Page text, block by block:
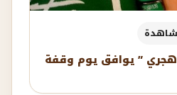
اليوم الوطني 1436 هجري ” يوافق يوم وقفة